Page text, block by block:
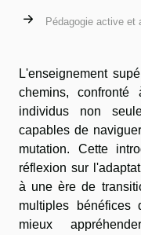
Pédagogie active et
L'enseignement
chemins,
individus non
capables de
mutation. Cette
réflexion sur
à une ère de
multiples bénéfices
mieux